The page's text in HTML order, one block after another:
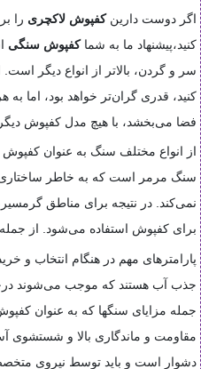
اگر دوست دارینکفپوش لاکچری را
کنید،‌پیشنهاد ما به شماکفپوش سنگی
سر و گردن، بالاتر از انواع دیگر است.
کنید، قدری گران‌تر خواهد بود، اما
فضا می‌بخشد، با هیچ مدل کفپوش
از انواع مختلف سنگ به عنوان کفپوش
سنگ مرمر است که به خاطر ساختاری
نمی‌کند. در نتیجه برای مناطق
برای کفپوش استفاده می‌شود. از
پارامترهای مهم در هنگام انتخاب و
جذب آب هستند که موجب می‌شوند
جمله مزایای سنگها که به عنوان
مقاومت و ماندگاری بالا و شستشوی
دشوار است و باید توسط نیروی